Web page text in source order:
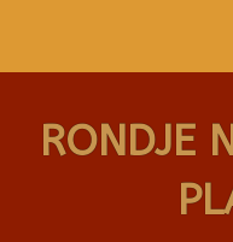
RONDJE